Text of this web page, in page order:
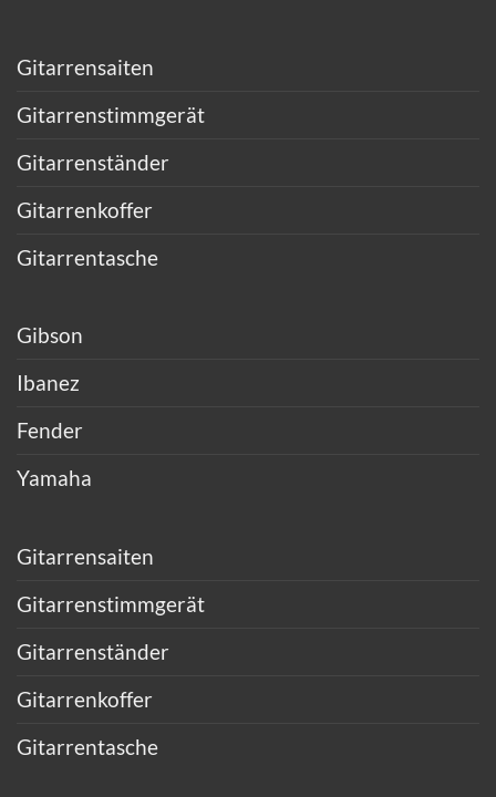
Gitarrensaiten
Gitarrenstimmgerät
Gitarrenständer
Gitarrenkoffer
Gitarrentasche
Gibson
Ibanez
Fender
Yamaha
Gitarrensaiten
Gitarrenstimmgerät
Gitarrenständer
Gitarrenkoffer
Gitarrentasche